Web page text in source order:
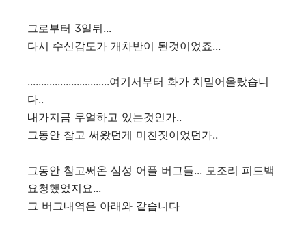
그로부터 3일뒤...
다시 수신감도가 개차반이 된것이었죠...
..............................여기서부터 화가 치밀어올랐습니
다..
내가지금 무얼하고 있는것인가..
그동안 참고 써왔던게 미친짓이었던가..
그동안 참고써온 삼성 어플 버그들... 모조리 피드백
요청했었지요...
그 버그내역은 아래와 같습니다